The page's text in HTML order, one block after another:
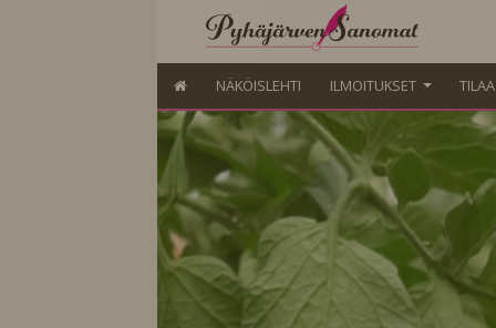
NÄKÖISLEHTI ILMOITUKSET